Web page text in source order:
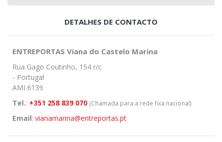
DETALHES DE CONTACTO
ENTREPORTAS Viana do Castelo Marina
Rua Gago Coutinho, 154 r/c
- Portugal
AMI 6139
Tel.: +351 258 839 070 (Chamada para a rede fixa nacional)
Email: vianamarina@entreportas.pt